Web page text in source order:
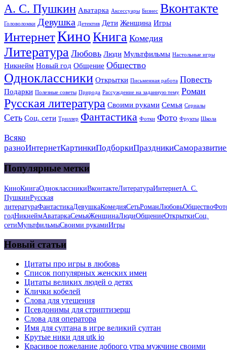
А. С. Пушкин Аватарка Аксессуары Бизнес Вконтакте
Головоломки Девушка Детектив Дети Женщина Игры
ИнтернетКиноКнига Комедия
Литература Любовь Люди Мультфильмы Настольные игры
Никнейм Новый год Общение Общество
Одноклассники Открытки Письменная работа Повесть
Подарки Полезные советы Природа Рассуждение на заданную тему Роман
Русская литература Своими руками Семья Сериалы
Сеть Соц. сети Триллер Фантастика Фотки Фото Фрукты Школа
Всяко
разноИнтернетКартинкиПодборкиПраздникиСаморазвитие
Популярные метки
КиноКнигаОдноклассникиВконтактеЛитератураИнтернетА. С.
ПушкинРусская
литератураФантастикаДевушкаКомедияСетьРоманЛюбовьОбщество
годНикнеймАватаркаСемьяЖенщинаЛюдиОбщениеОткрыткиСоц.
сетиМультфильмыСвоими рукамиИгры
Новый статьи
Цитаты про игры в любовь
Список популярных женских имен
Цитаты великих людей о детях
Клички кобелей
Слова для утешения
Псевдонимы для стриптизерш
Слова для оператора
Имя для султана в игре великий султан
Крутые ники для utk io
Красивое пожелание доброго утра мужчине своими